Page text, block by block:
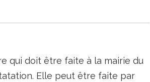
qui doit être faite à la mairie du
Elle peut être faite par